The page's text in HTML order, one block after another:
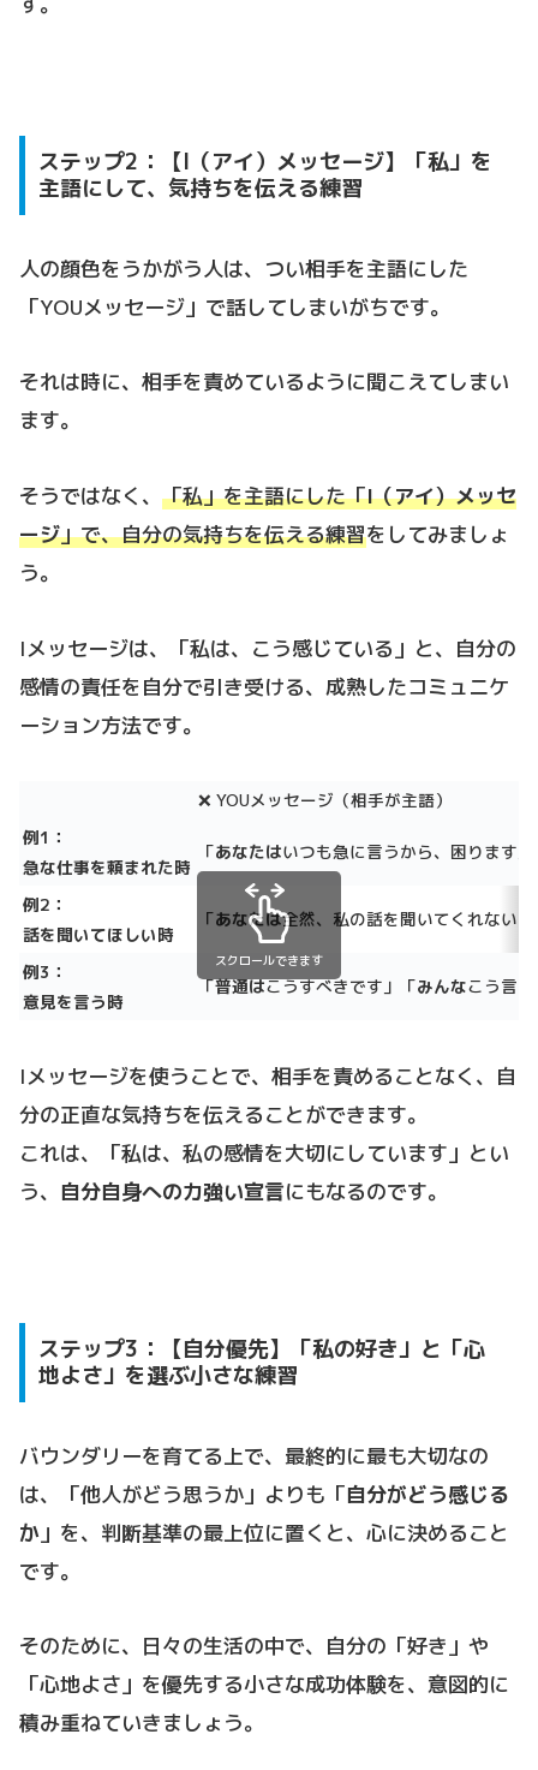
ステップ2：【I（アイ）メッセージ】「私」を
主語にして、気持ちを伝える練習
人の顔色をうかがう人は、つい相手を主語にした
「YOUメッセージ」で話してしまいがちです。
それは時に、相手を責めているように聞こえてしまい
ます。
そうではなく、 「私」を主語にした「I（アイ）メッセ
ージ」で、自分の気持ちを伝える練習をしてみましょ
う。
Iメッセージは、「私は、こう感じている」と、自分の
感情の責任を自分で引き受ける、成熟したコミュニケ
ーション方法です。
❌ YOUメッセージ（相手が主語）
例1：
急な仕事を頼まれた時
「あなたはいつも急に言うから、困ります」
例2：
話を聞いてほしい時
「あなたは全然、私の話を聞いてくれない
例3：
意見を言う時
「普通はこうすべきです」「みんなこう言
スクロールできます
Iメッセージを使うことで、相手を責めることなく、自
分の正直な気持ちを伝えることができます。
これは、「私は、私の感情を大切にしています」とい
う、 自分自身への力強い宣言にもなるのです。
ステップ3：【自分優先】「私の好き」と「心
地よさ」を選ぶ小さな練習
バウンダリーを育てる上で、最終的に最も大切なの
は、「他人がどう思うか」よりも「自分がどう感じる
か 」を、判断基準の最上位に置くと、心に決めること
です。
そのために、日々の生活の中で、自分の「好き」や
「心地よさ」を優先する小さな成功体験を、意図的に
積み重ねていきましょう。